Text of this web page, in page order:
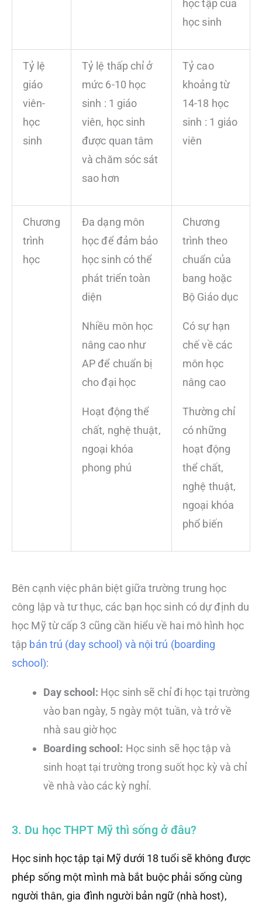
học tập của
học sinh
Tỷ lệ
giáo
viên-
học
sinh
Tỷ lệ thấp chỉ ở
mức 6-10 học
sinh : 1 giáo
viên, học sinh
được quan tâm
và chăm sóc sát
sao hơn
Tỷ cao
khoảng từ
14-18 học
sinh : 1 giáo
viên
Chương
trình
học
Đa dạng môn
học để đảm bảo
học sinh có thể
phát triển toàn
diện
Nhiều môn học
nâng cao như
AP để chuẩn bị
cho đại học
Hoạt động thể
chất, nghệ thuật,
ngoại khóa
phong phú
Chương
trình theo
chuẩn của
bang hoặc
Bộ Giáo dục
Có sự hạn
chế về các
môn học
nâng cao
Thường chỉ
có những
hoạt động
thể chất,
nghệ thuật,
ngoại khóa
phổ biến
Bên cạnh việc phân biệt giữa trường trung học
công lập và tư thục, các bạn học sinh có dự định du
học Mỹ từ cấp 3 cũng cần hiểu về hai mô hình học
tập bán trú (day school) và nội trú (boarding
school):
Day school: Học sinh sẽ chỉ đi học tại trường
vào ban ngày, 5 ngày một tuần, và trở về
nhà sau giờ học
Boarding school: Học sinh sẽ học tập và
sinh hoạt tại trường trong suốt học kỳ và chỉ
về nhà vào các kỳ nghỉ.
3. Du học THPT Mỹ thì sống ở đâu?
Học sinh học tập tại Mỹ dưới 18 tuổi sẽ không được
phép sống một mình mà bắt buộc phải sống cùng
người thân, gia đình người bản ngữ (nhà host),